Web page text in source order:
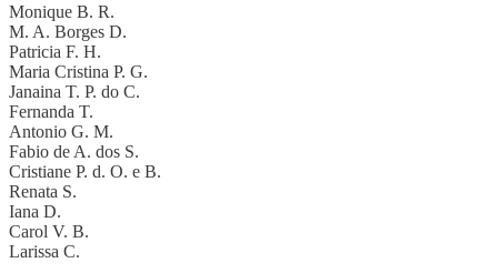
Monique B. R.
M. A. Borges D.
Patricia F. H.
Maria Cristina P. G.
Janaina T. P. do C.
Fernanda T.
Antonio G. M.
Fabio de A. dos S.
Cristiane P. d. O. e B.
Renata S.
Iana D.
Carol V. B.
Larissa C.